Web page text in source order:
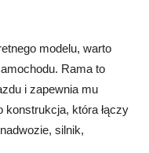
modelu, warto
Rama to
i zapewnia mu
która łączy
silnik,